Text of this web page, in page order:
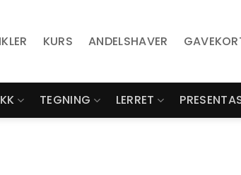
KURS ANDELSHAVER
TEGNING LERRET